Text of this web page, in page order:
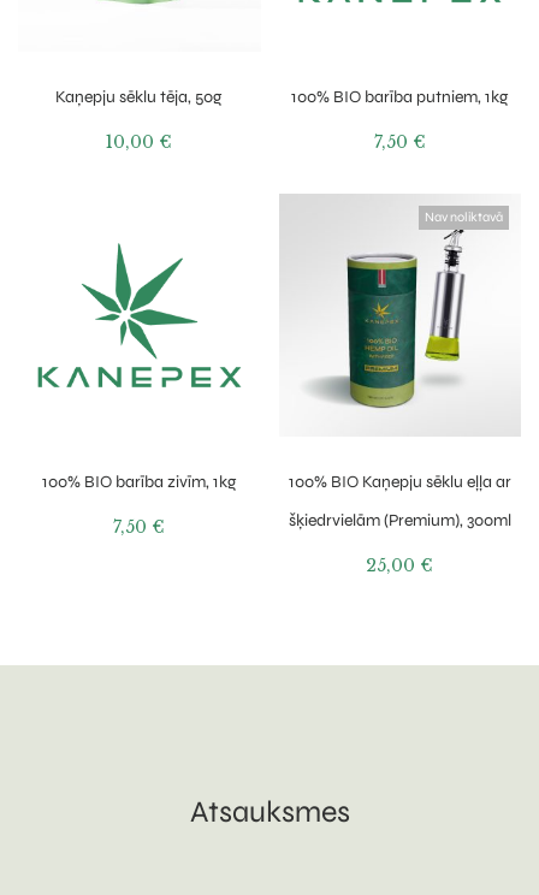
Kaņepju sēklu tēja, 50g
10,00 €
100% BIO barība putniem, 1kg
7,50 €
100% BIO barība zivīm, 1kg
7,50 €
Nav noliktavā
100% BIO Kaņepju sēklu eļļa ar
šķiedrvielām (Premium), 300ml
25,00 €
Atsauksmes